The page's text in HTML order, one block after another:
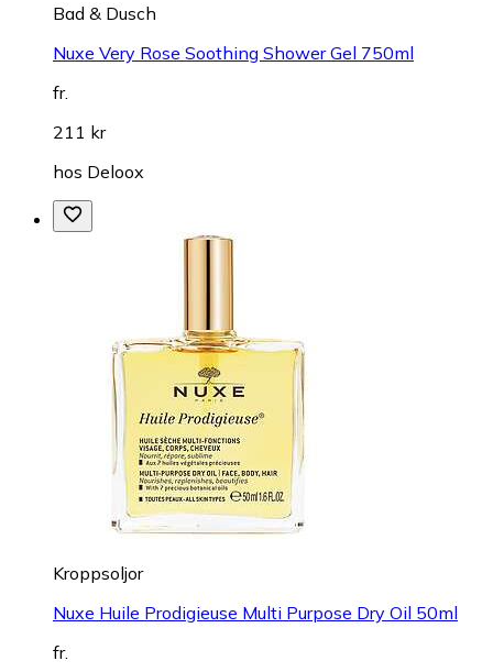
Bad & Dusch
Nuxe Very Rose Soothing Shower Gel 750ml
fr.
211 kr
hos Deloox
Kroppsoljor
Nuxe Huile Prodigieuse Multi Purpose Dry Oil 50ml
fr.